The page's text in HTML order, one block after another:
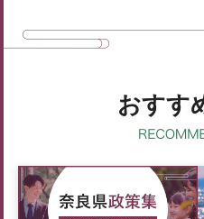
おすす